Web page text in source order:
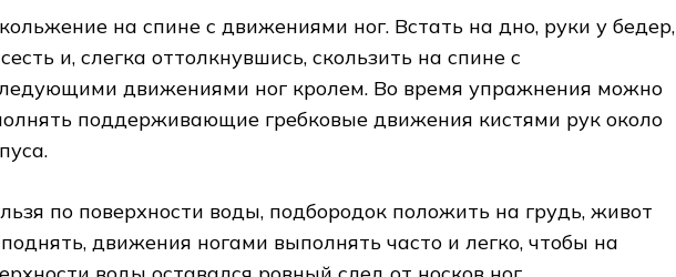
на спине с движениями ног. Встать на дно, руки у бедер,
и, слегка оттолкнувшись, скользить на спине с
движениями ног кролем. Во время упражнения можно
поддерживающие гребковые движения кистями рук около
по поверхности воды, подбородок положить на грудь, живот
движения ногами выполнять часто и легко, чтобы на